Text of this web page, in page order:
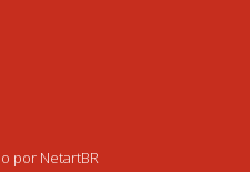
por NetartBR